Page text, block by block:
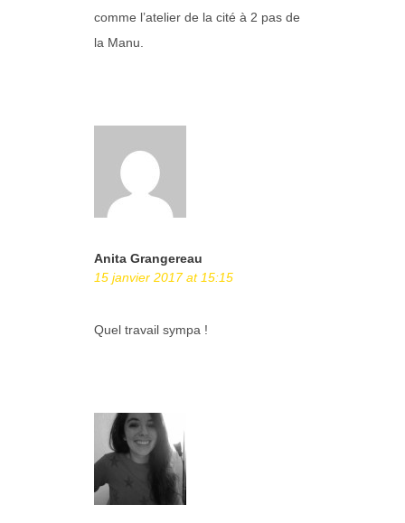
comme l’atelier de la cité à 2 pas de
la Manu.
Anita Grangereau
15 janvier 2017 at 15:15
Quel travail sympa !